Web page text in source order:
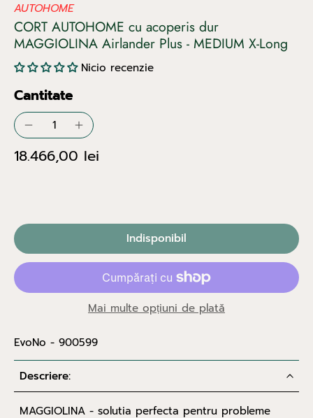
AUTOHOME
CORT AUTOHOME cu acoperis dur
MAGGIOLINA Airlander Plus - MEDIUM X-Long
Nicio recenzie
Cantitate
18.466,00 lei
Indisponibil
Mai multe opțiuni de plată
EvoNo - 900599
Descriere:
MAGGIOLINA - solutia perfecta pentru probleme